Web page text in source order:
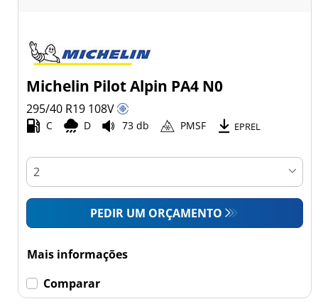
Michelin Pilot Alpin PA4 N0
295/40 R19 108V
C D 73 db PMSF EPREL
PEDIR UM ORÇAMENTO
Mais informações
Comparar